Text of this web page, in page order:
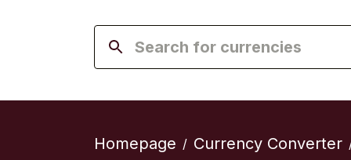
Homepage / Currency Converter